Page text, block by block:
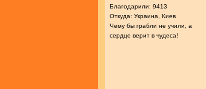
Благодарили: 9413
Откуда: Украина, Киев
Чему бы грабли не учили, а
сердце верит в чудеса!